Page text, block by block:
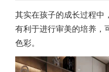
其实在孩子的成长过程中
有利于进行审美的培养，
色彩。